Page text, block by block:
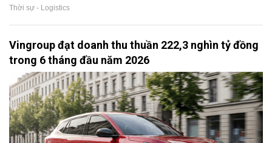
Thời sự - Logistics
Vingroup đạt doanh thu thuần 222,3 nghìn tỷ đồng
trong 6 tháng đầu năm 2026